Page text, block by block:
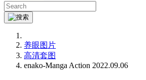
养眼图片
高清套图
enako-Manga Action 2022.09.06